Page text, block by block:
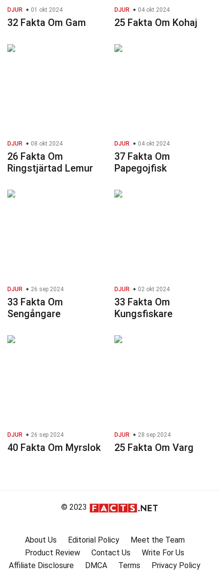
DJUR 01 okt 2024
32 Fakta Om Gam
DJUR 04 okt 2024
25 Fakta Om Kohaj
DJUR 08 okt 2024
26 Fakta Om
Ringstjärtad Lemur
DJUR 04 okt 2024
37 Fakta Om
Papegojfisk
DJUR 26 sep 2024
33 Fakta Om
Sengångare
DJUR 02 okt 2024
33 Fakta Om
Kungsfiskare
DJUR 26 sep 2024
40 Fakta Om Myrslok
DJUR 28 sep 2024
25 Fakta Om Varg
© 2023
About Us Editorial Policy
Meet the Team
Product Review
Contact Us
Write For Us
Affiliate Disclosure
DMCA Terms
Privacy Policy